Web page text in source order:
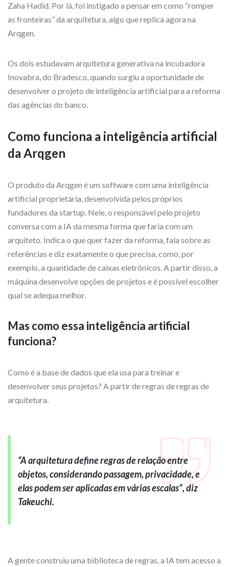
Zaha Hadid. Por lá, foi instigado a pensar em como “romper
as fronteiras” da arquitetura, algo que replica agora na
Arqgen.
Os dois estudavam arquitetura generativa na incubadora
Inovabra, do Bradesco, quando surgiu a oportunidade de
desenvolver o projeto de inteligência artificial para a reforma
das agências do banco.
Como funciona a inteligência artificial
da Arqgen
O produto da Arqgen é um software com uma inteligência
artificial proprietária, desenvolvida pelos próprios
fundadores da startup. Nele, o responsável pelo projeto
conversa com a IA da mesma forma que faria com um
arquiteto. Indica o que quer fazer da reforma, fala sobre as
referências e diz exatamente o que precisa, como, por
exemplo, a quantidade de caixas eletrônicos.A partir disso, a
máquina desenvolve opções de projetos e é possível escolher
qual se adequa melhor.
Mas como essa inteligência artificial
funciona?
Como é a base de dados que ela usa para treinar e
desenvolver seus projetos? A partir de regras de regras de
arquitetura.
“A arquitetura define regras de relação entre
objetos, considerando passagem, privacidade, e
elas podem ser aplicadas em várias escalas”, diz
Takeuchi.
A gente construiu uma biblioteca de regras, a IA tem acesso a